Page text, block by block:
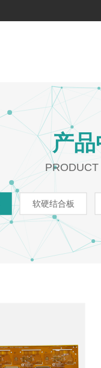
办公环境 战
铝基板
生产设备
检测设备
公司新闻
产品
软硬结合板